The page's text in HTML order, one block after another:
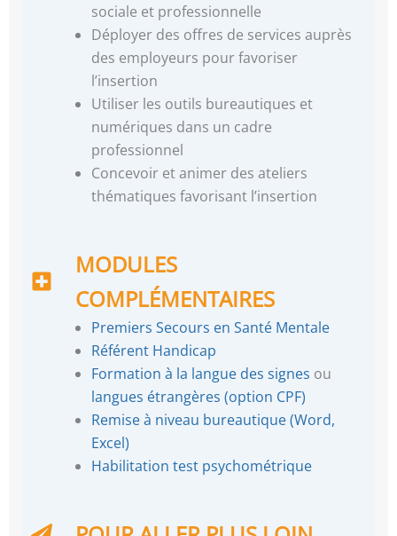
sociale et professionnelle
Déployer des offres de services auprès
des employeurs pour favoriser
l’insertion
Utiliser les outils bureautiques et
numériques dans un cadre
professionnel
Concevoir et animer des ateliers
thématiques favorisant l’insertion
MODULES
COMPLÉMENTAIRES
Premiers Secours en Santé Mentale
Référent Handicap
Formation à la langue des signes ou
langues étrangères (option CPF)
Remise à niveau bureautique (Word,
Excel)
Habilitation test psychométrique